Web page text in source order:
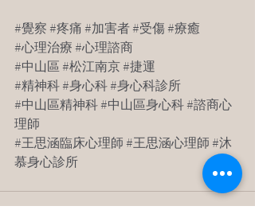
#覺察#疼痛#加害者#受傷#療癒
#心理治療#心理諮商
#中山區#松江南京#捷運
#精神科#身心科#身心科診所
#中山區精神科#中山區身心科#諮商心
理師
#王思涵臨床心理師#王思涵心理師#沐
慕身心診所